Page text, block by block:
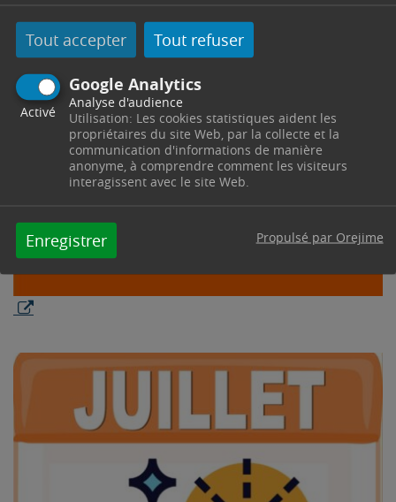
Tout accepter Tout refuser
Google Analytics
Activé
Analyse d'audience
Utilisation: Les cookies statistiques aident les
propriétaires du site Web, par la collecte et la
communication d'informations de manière
anonyme, à comprendre comment les visiteurs
interagissent avec le site Web.
Enregistrer Propulsé par Orejime